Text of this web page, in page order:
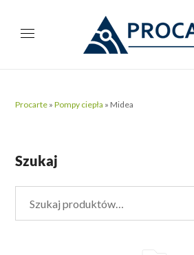
Procarte »Pompy ciepła » Midea
Szukaj